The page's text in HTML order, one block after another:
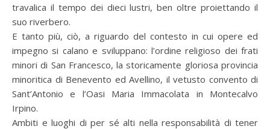
travalica il tempo dei dieci lustri, ben oltre proiettando il
suo riverbero.
E tanto più, ciò, a riguardo del contesto in cui opere ed
impegno si calano e sviluppano: l’ordine religioso dei frati
minori di San Francesco, la storicamente gloriosa provincia
minoritica di Benevento ed Avellino, il vetusto convento di
Sant’Antonio e l’Oasi Maria Immacolata in Montecalvo
Irpino.
Ambiti e luoghi di per sé alti nella responsabilità di tener